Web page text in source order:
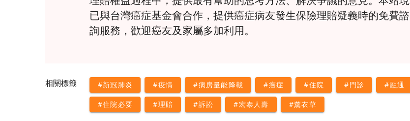
已與台灣癌症基金會合作，提供癌症病友發生保險理賠疑義時的免費諮
詢服務，歡迎癌友及家屬多加利用。
相關標籤 #新冠肺炎 #疫情 #病房量能降載 #癌症 #住院 #門診 #融通
#住院必要 #理賠 #訴訟 #宏泰人壽 #薰衣草